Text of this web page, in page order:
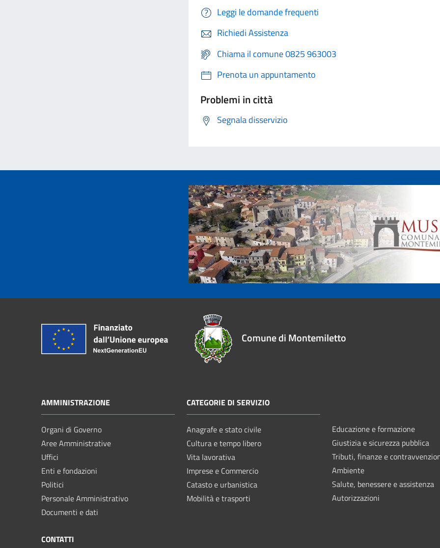
Leggi le domande frequenti
Richiedi Assistenza
Chiama il comune 0825 963003
Prenota un appuntamento
Problemi in città
Segnala disservizio
Comune di Montemiletto
AMMINISTRAZIONE
Organi di Governo
Aree Amministrative
Uffici
Enti e fondazioni
Politici
Personale Amministrativo
Documenti e dati
CATEGORIE DI SERVIZIO
Anagrafe e stato civile
Cultura e tempo libero
Vita lavorativa
Imprese e Commercio
Catasto e urbanistica
Mobilità e trasporti
Educazione e formazione
Giustizia e sicurezza pubblica
Tributi, finanze e
Ambiente
Salute, benessere e assistenza
Autorizzazioni
CONTATTI